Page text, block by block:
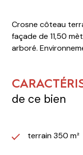
Crosne côteau
façade de 11,50
arboré.
de ce bien
terrain 350 m²